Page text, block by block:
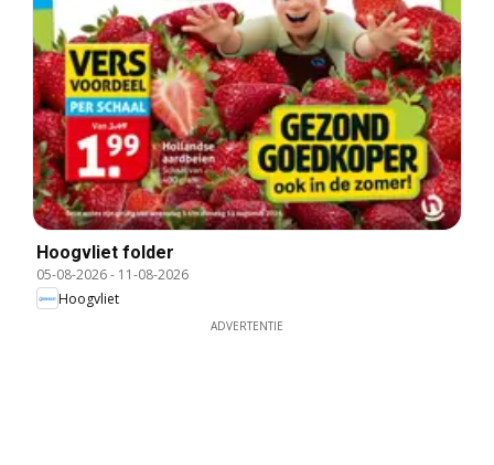
Hoogvliet folder
05-08-2026- 11-08-2026
Hoogvliet
ADVERTENTIE